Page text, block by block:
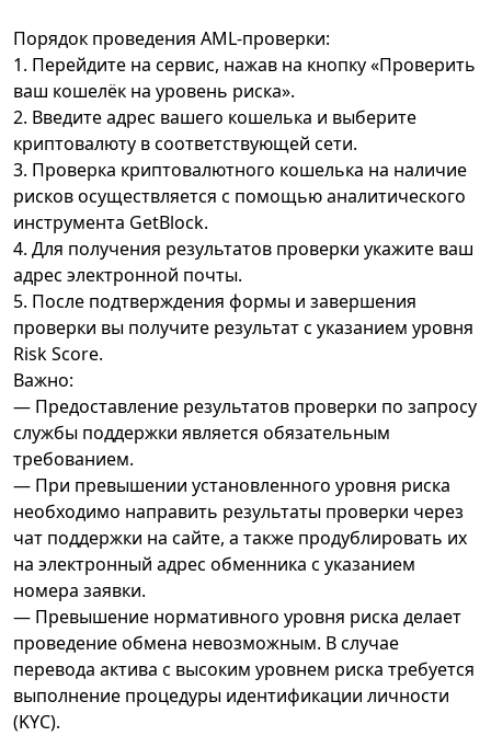
Порядок проведения AML-проверки:
1. Перейдите на сервис, нажав на кнопку «Проверить
ваш кошелёк на уровень риска».
2. Введите адрес вашего кошелька и выберите
криптовалюту в соответствующей сети.
3. Проверка криптовалютного кошелька на наличие
рисков осуществляется с помощью аналитического
инструмента GetBlock.
4. Для получения результатов проверки укажите ваш
адрес электронной почты.
5. После подтверждения формы и завершения
проверки вы получите результат с указанием уровня
Risk Score.
Важно:
— Предоставление результатов проверки по запросу
службы поддержки является обязательным
требованием.
— При превышении установленного уровня риска
необходимо направить результаты проверки через
чат поддержки на сайте, а также продублировать их
на электронный адрес обменника с указанием
номера заявки.
— Превышение нормативного уровня риска делает
проведение обмена невозможным. В случае
перевода актива с высоким уровнем риска требуется
выполнение процедуры идентификации личности
(KYC).